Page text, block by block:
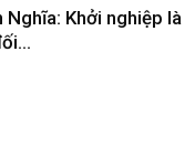
Nghĩa: Khởi nghiệp là